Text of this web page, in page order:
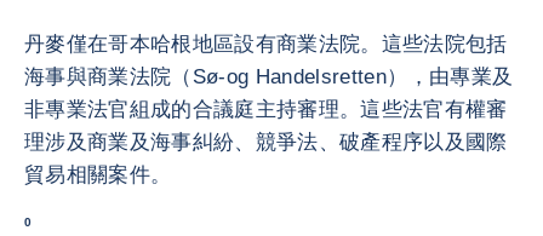
丹麥僅在哥本哈根地區設有商業法院。這些法院包括
海事與商業法院（Sø-og Handelsretten），由專業及
非專業法官組成的合議庭主持審理。這些法官有權審
理涉及商業及海事糾紛、競爭法、破產程序以及國際
貿易相關案件。
0